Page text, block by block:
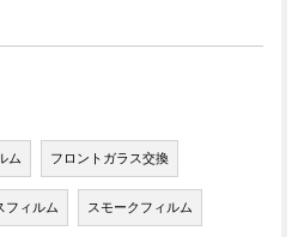
ム フロントガラス交換
フィルム スモークフィルム